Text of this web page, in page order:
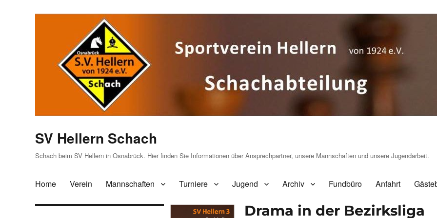
SV Hellern Schach
Schach beim SV Hellern in Osnabrück. Hier finden Sie Informationen über Ansprechpartner, unsere Mannschaften und unsere Jugendarbeit.
Home Verein Mannschaften Turniere Jugend Archiv Fundbüro Anfahrt
Drama in der Bezirksliga